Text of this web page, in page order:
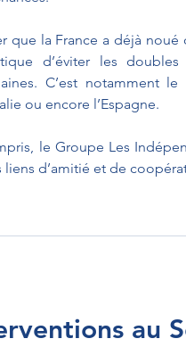
la France a déjà noué
d’éviter les
C’est notamment le
ou encore l’Espagne.
le Groupe Les
au